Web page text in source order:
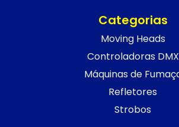
Categorias
Moving Heads
Controladoras DMX
Máquinas de
Refletores
Strobos